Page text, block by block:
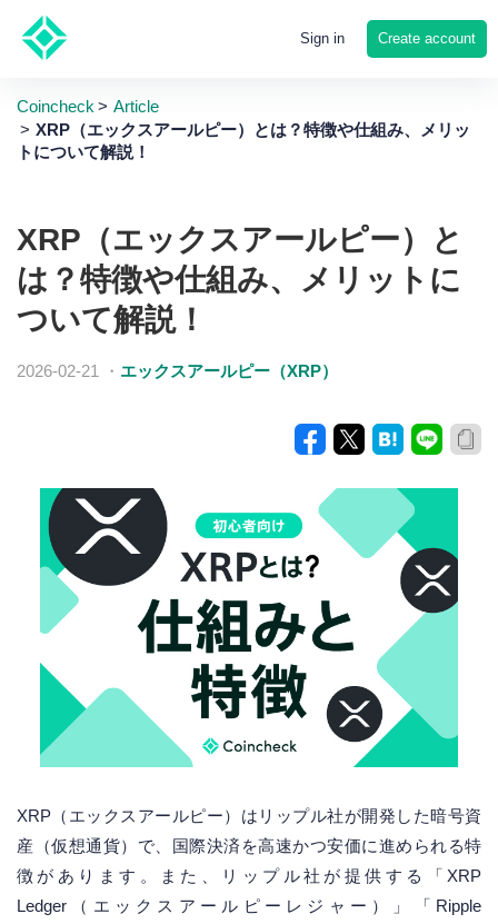
Sign in Create account
Coincheck
Article
XRP（エックスアールピー）とは？特徴や仕組み、メリッ
トについて解説！
XRP（エックスアールピー）と
は？特徴や仕組み、メリットに
ついて解説！
2026-02-21 ・ エックスアールピー（XRP）
XRP（エックスアールピー）はリップル社が開発した暗号資
産（仮想通貨）で、国際決済を高速かつ安価に進められる特
徴があります。また、リップル社が提供する「XRP
Ledger（エックスアールピーレジャー）」「Ripple